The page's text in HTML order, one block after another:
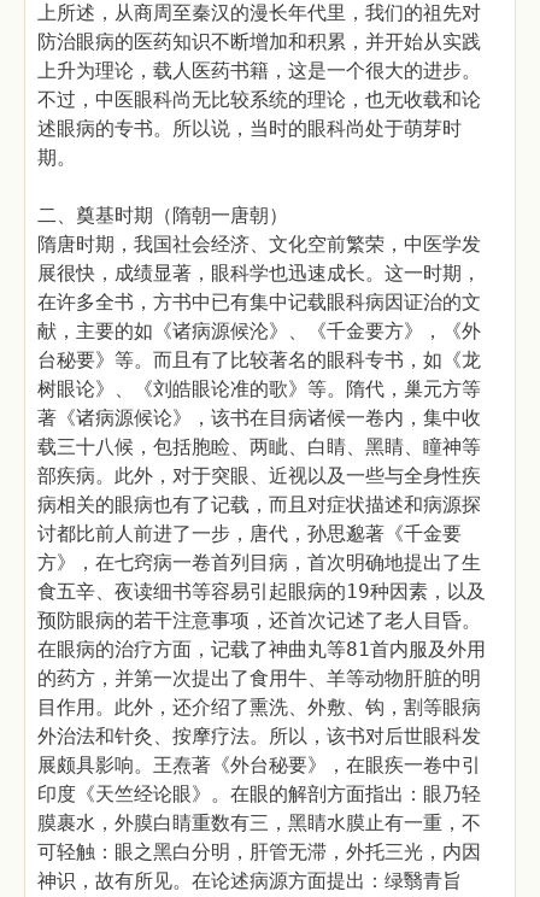
上所述，从商周至秦汉的漫长年代里，我们的祖先对
防治眼病的医药知识不断增加和积累，并开始从实践
上升为理论，载人医药书籍，这是一个很大的进步。
不过，中医眼科尚无比较系统的理论，也无收载和论
述眼病的专书。所以说，当时的眼科尚处于萌芽时
期。
二、奠基时期（隋朝一唐朝）
隋唐时期，我国社会经济、文化空前繁荣，中医学发
展很快，成绩显著，眼科学也迅速成长。这一时期，
在许多全书，方书中已有集中记载眼科病因证治的文
献，主要的如《诸病源候沦》、《千金要方》，《外
台秘要》等。而且有了比较著名的眼科专书，如《龙
树眼论》、《刘皓眼论准的歌》等。隋代，巢元方等
著《诸病源候论》，该书在目病诸候一卷内，集中收
载三十八候，包括胞睑、两眦、白睛、黑睛、瞳神等
部疾病。此外，对于突眼、近视以及一些与全身性疾
病相关的眼病也有了记载，而且对症状描述和病源探
讨都比前人前进了一步，唐代，孙思邈著《千金要
方》，在七窍病一卷首列目病，首次明确地提出了生
食五辛、夜读细书等容易引起眼病的19种因素，以及
预防眼病的若干注意事项，还首次记述了老人目昏。
在眼病的治疗方面，记载了神曲丸等81首内服及外用
的药方，并第一次提出了食用牛、羊等动物肝脏的明
目作用。此外，还介绍了熏洗、外敷、钩，割等眼病
外治法和针灸、按摩疗法。所以，该书对后世眼科发
展颇具影响。王焘著《外台秘要》，在眼疾一卷中引
印度《天竺经论眼》。在眼的解剖方面指出：眼乃轻
膜裹水，外膜白睛重数有三，黑睛水膜止有一重，不
可轻触：眼之黑白分明，肝管无滞，外托三光，内因
神识，故有所见。在论述病源方面提出：绿翳青旨